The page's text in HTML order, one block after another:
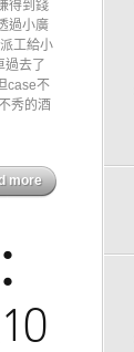
得到錢
小廣
工給小
過去了
case不
秀的酒
more